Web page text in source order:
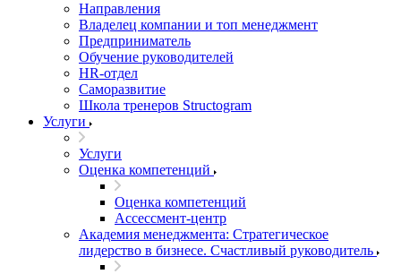
Направления
Владелец компании и топ менеджмент
Предприниматель
Обучение руководителей
HR-отдел
Саморазвитие
Школа тренеров Structogram
Услуги
Услуги
Оценка компетенций
Оценка компетенций
Ассессмент-центр
Академия менеджмента: Стратегическое
лидерство в бизнесе. Счастливый руководитель